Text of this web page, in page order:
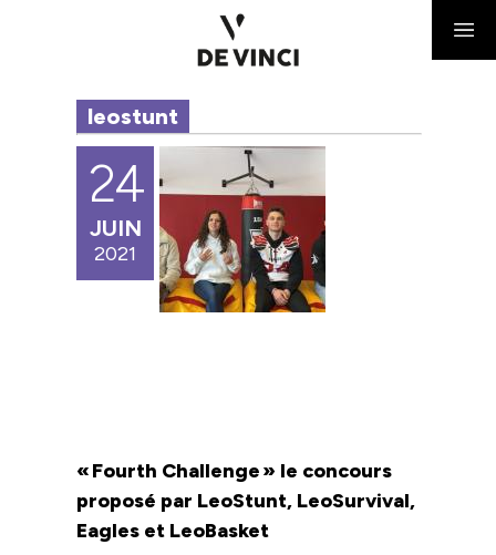
leostunt
24
JUIN
2021
« Fourth Challenge » le concours
proposé par LeoStunt, LeoSurvival,
Eagles et LeoBasket